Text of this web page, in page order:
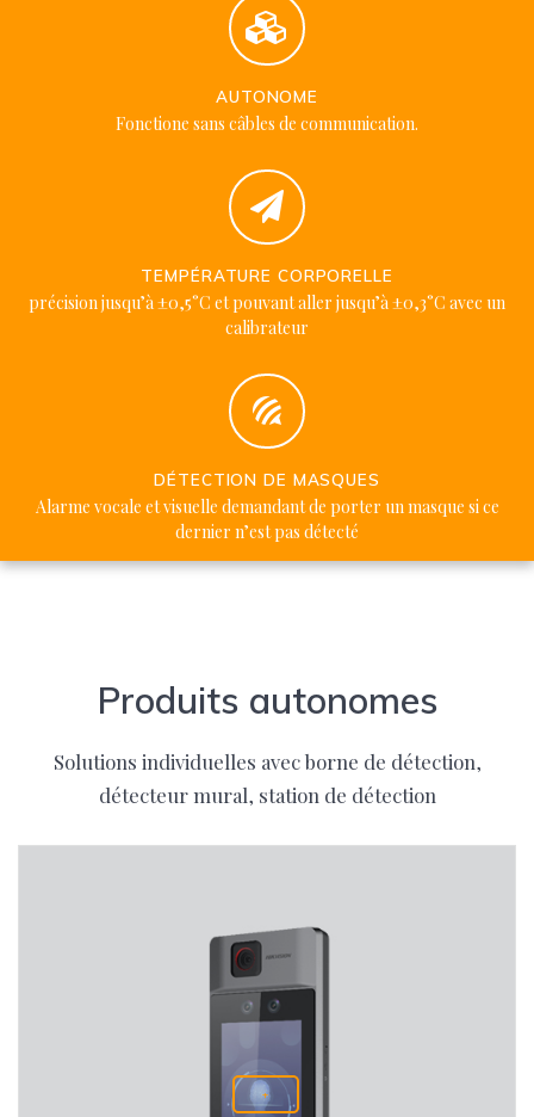
AUTONOME
Fonctione sans câbles de communication.
TEMPÉRATURE CORPORELLE
précision jusqu’à ±0,5°C et pouvant aller jusqu’à ±0,3°C avec un
calibrateur
DÉTECTION DE MASQUES
Alarme vocale et visuelle demandant de porter un masque si ce
dernier n’est pas détecté
Produits autonomes
Solutions individuelles avec borne de détection,
détecteur mural, station de détection
+